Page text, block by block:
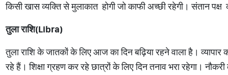
किसी खास व्यक्ति से मुलाकात होगी जो काफी अच्छी रहेगी। संतान
तुला राशि(Libra)
तुला राशि के जातकों के लिए आज का दिन बढ़िया रहने वाला है।
रहे हैं। शिक्षा ग्रहण कर रहे छात्रों के लिए दिन तनाव भरा रहेगा।